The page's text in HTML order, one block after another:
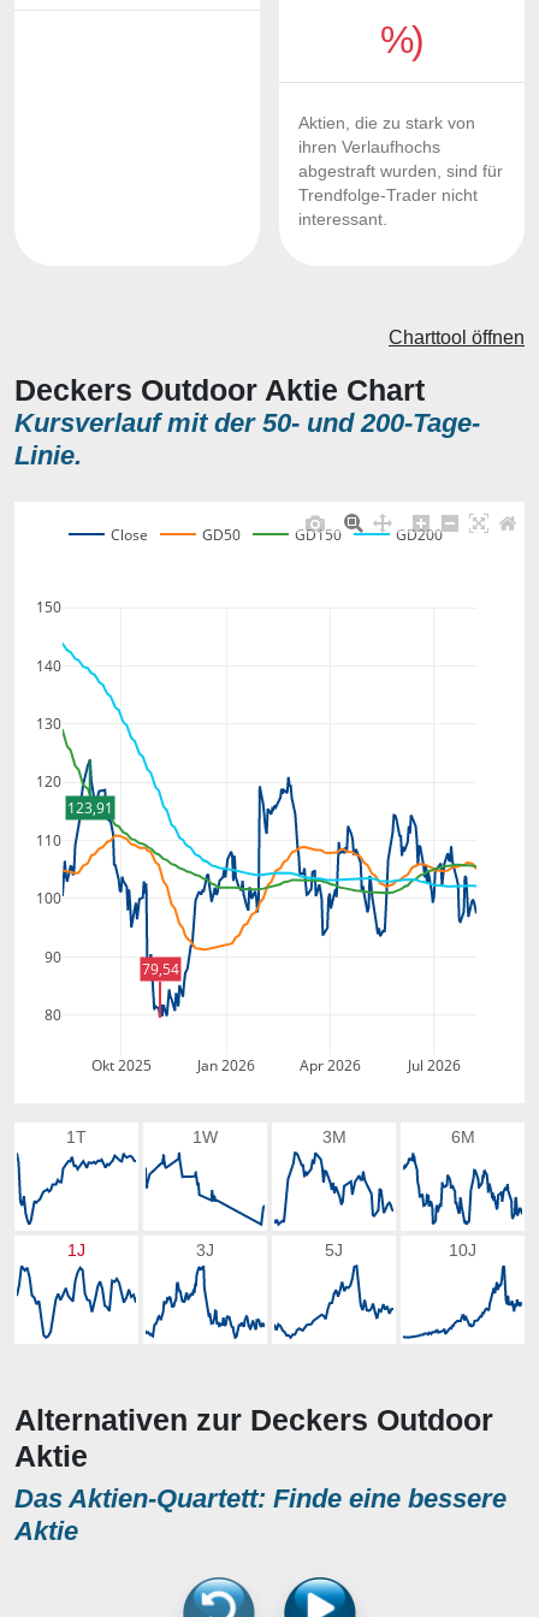
%)
Aktien, die zu stark von
ihren Verlaufhochs
abgestraft wurden, sind für
Trendfolge-Trader nicht
interessant.
Deckers Outdoor Aktie Chart
Kursverlauf mit der 50- und 200-Tage-
Linie.
Charttool öffnen
Okt 2025 Jan 2026 Apr 2026 Jul 2026
80
90
100
110
120
130
140
150
Close GD50 GD150 GD200
123,91
79,54
1T 1W 3M 6M
1J 3J 5J 10J
Alternativen zur Deckers Outdoor
Aktie
Das Aktien-Quartett: Finde eine bessere
Aktie